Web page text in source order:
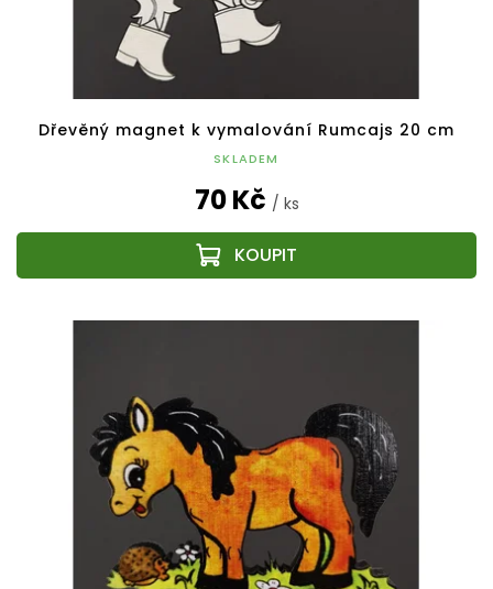
Dřevěný magnet k vymalování Rumcajs 20 cm
SKLADEM
70 Kč / ks